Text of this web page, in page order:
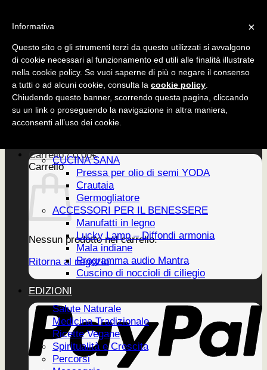
ACCESSORI
CUCINA SANA
ACCESSORI
EDIZIONI
Carrello /0,00€
Carrello
Nessun prodotto nel carrello.
Ritorna al negozio
Home
CUCINA SANA
Pressa per olio di semi YODA
Crautaia
Germogliatore
ACCESSORI PER IL BENESSERE
Manufatti in legno
Lucky Lamp – Diffondi armonia
Mala indiane
Programma audio Mantra
Cuscino di noccioli di ciliegio
EDIZIONI
Salute Naturale
Medicina Tradizionale
Ricette Vegane
Spiritualità e Crescita
Percorsi
×
Informativa
Questo sito o gli strumenti terzi da questo utilizzati si avvalgono
di cookie necessari al funzionamento ed utili alle finalità illustrate
nella cookie policy. Se vuoi saperne di più o negare il consenso
a tutti o ad alcuni cookie, consulta la cookie policy
Chiudendo questo banner, scorrendo questa pagina, cliccando
su un link o proseguendo la navigazione in altra maniera,
acconsenti all’uso dei cookie.